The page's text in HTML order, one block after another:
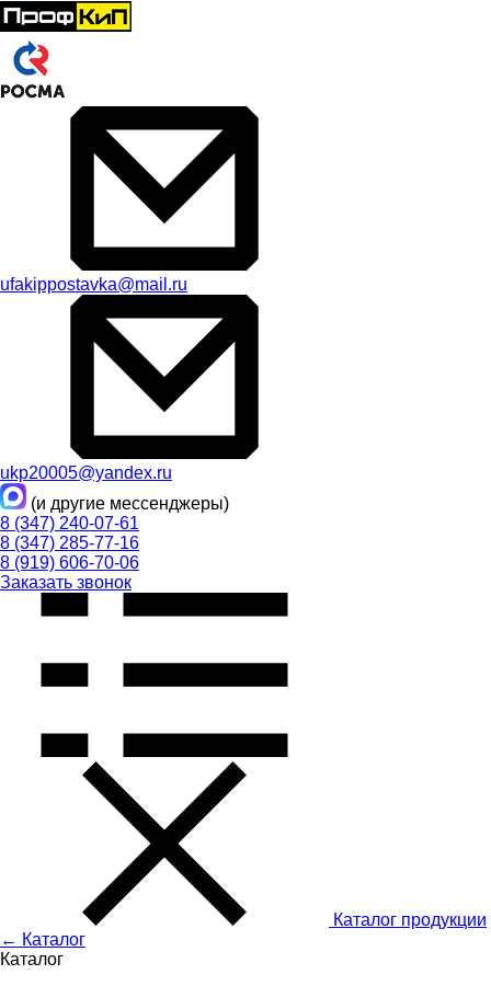
ufakippostavka@mail.ru
ukp20005@yandex.ru
(и другие мессенджеры)
8 (347) 240-07-61
8 (347) 285-77-16
8 (919) 606-70-06
Заказать звонок
Каталог продукции
← Каталог
Каталог